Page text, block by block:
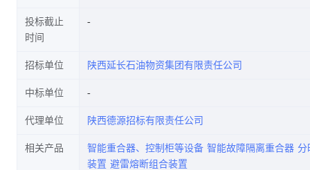
投标截止
时间
招标单位 陕西延长石油物资集团有限责任公司
中标单位
代理单位 陕西德源招标有限责任公司
相关产品 智能重合器、控制柜等设备 智能故障隔离重合器 分
装置 避雷熔断组合装置